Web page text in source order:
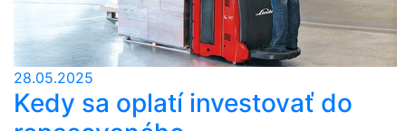
28.05.2025
Kedy sa oplatí investovať do